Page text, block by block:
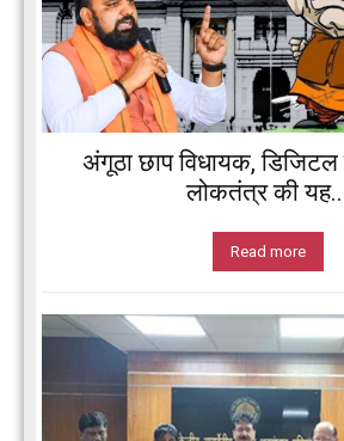
अंगूठा छाप विधायक,
लोकतंत्र की
Read more